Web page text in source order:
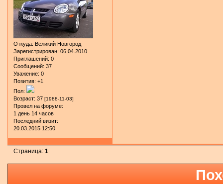
Откуда: Великий Новгород
Зарегистрирован: 06.04.2010
Приглашений: 0
Сообщений: 37
Уважение: 0
Позитив: +1
Пол:
Возраст: 37 [1988-11-03]
Провел на форуме:
1 день 14 часов
Последний визит:
20.03.2015 12:50
Страница:1